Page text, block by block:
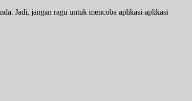
Jadi, jangan ragu untuk mencoba aplikasi-aplikasi